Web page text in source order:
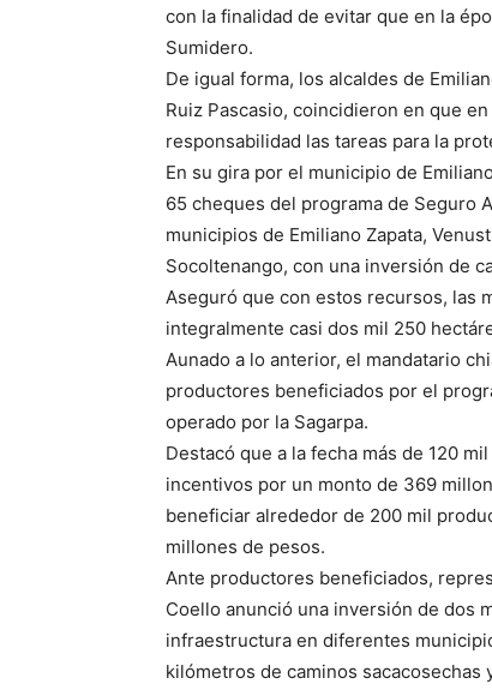
con la finalidad de evitar que en la
Sumidero.
De igual forma, los alcaldes de
Ruiz Pascasio, coincidieron en que
responsabilidad las tareas para la
En su gira por el municipio de
65 cheques del programa de Seguro
municipios de Emiliano Zapata,
Socoltenango, con una inversión de
Aseguró que con estos recursos, las
integralmente casi dos mil 250
Aunado a lo anterior, el mandatario
productores beneficiados por el
operado por la Sagarpa.
Destacó que a la fecha más de 120
incentivos por un monto de 369
beneficiar alrededor de 200 mil
millones de pesos.
Ante productores beneficiados,
Coello anunció una inversión de dos
infraestructura en diferentes
kilómetros de caminos sacacosechas